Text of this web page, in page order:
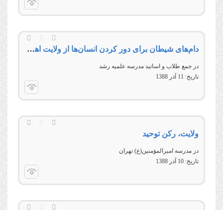
دام‌های شیطان برای دور کردن انسان‌ها از ولایت اهل‌بیت‌صلوات‌‌الله‌‌عليهم‌‌اجمعين
در جمع طلاب و اساتید مدرسه علمیه رشد
تاریخ: 11 آذر 1388
ولایت، ركن توحید
در مدرسه اميرالمؤمنين(ع) تهران
تاریخ: 10 آذر 1388